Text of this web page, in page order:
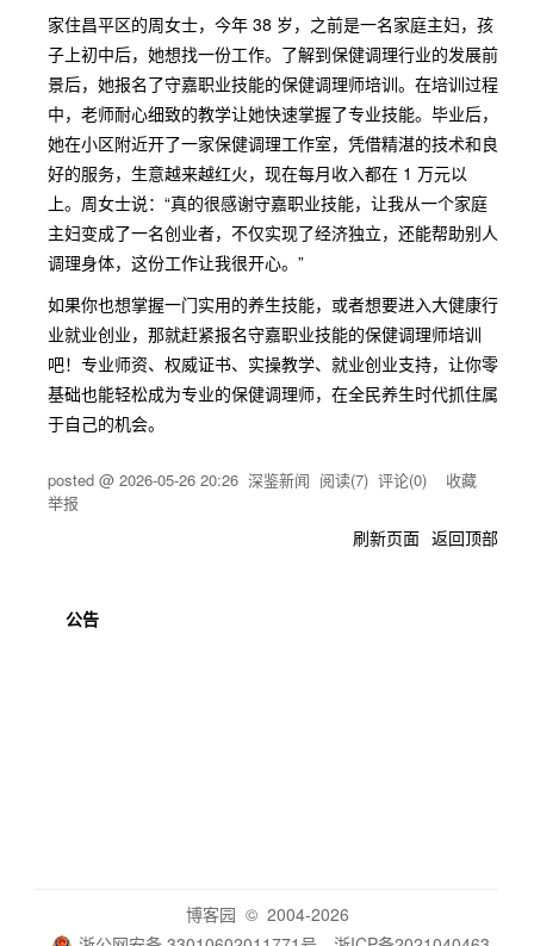
家住昌平区的周女士，今年 38 岁，之前是一名家庭主妇，孩
子上初中后，她想找一份工作。了解到保健调理行业的发展前
景后，她报名了守嘉职业技能的保健调理师培训。在培训过程
中，老师耐心细致的教学让她快速掌握了专业技能。毕业后，
她在小区附近开了一家保健调理工作室，凭借精湛的技术和良
好的服务，生意越来越红火，现在每月收入都在 1 万元以
上。周女士说：“真的很感谢守嘉职业技能，让我从一个家庭
主妇变成了一名创业者，不仅实现了经济独立，还能帮助别人
调理身体，这份工作让我很开心。”
如果你也想掌握一门实用的养生技能，或者想要进入大健康行
业就业创业，那就赶紧报名守嘉职业技能的保健调理师培训
吧！专业师资、权威证书、实操教学、就业创业支持，让你零
基础也能轻松成为专业的保健调理师，在全民养生时代抓住属
于自己的机会。
posted @ 2026-05-26 20:26 深鉴新闻 阅读(7) 评论(0) 收藏
举报
刷新页面 返回顶部
公告
博客园 © 2004-2026